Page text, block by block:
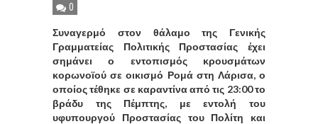
0
Συναγερμό στον θάλαμο της Γενικής
Γραμματείας Πολιτικής Προστασίας έχει
σημάνει ο εντοπισμός κρουσμάτων
κορωνοϊού σε οικισμό Ρομά στη Λάρισα, ο
οποίος τέθηκε σε καραντίνα από τις 23:00 το
βράδυ της Πέμπτης, με εντολή του
υφυπουργού Προστασίας του Πολίτη και